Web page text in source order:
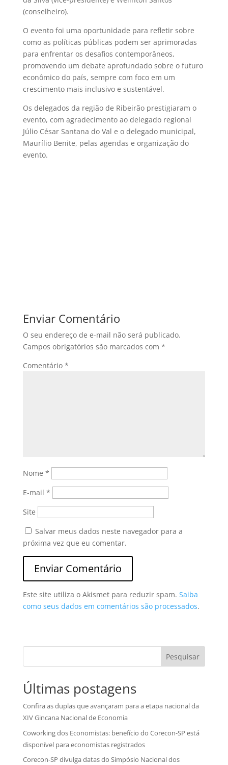
(conselheiro).
O evento foi uma oportunidade para refletir sobre
como as políticas públicas podem ser aprimoradas
para enfrentar os desafios contemporâneos,
promovendo um debate aprofundado sobre o futuro
econômico do país, sempre com foco em um
crescimento mais inclusivo e sustentável.
Os delegados da região de Ribeirão prestigiaram o
evento, com agradecimento ao delegado regional
Júlio César Santana do Val e o delegado municipal,
Maurílio Benite, pelas agendas e organização do
evento.
Enviar Comentário
O seu endereço de e-mail não será publicado.
Campos obrigatórios são marcados com *
Comentário *
Nome *
E-mail *
Site
Salvar meus dados neste navegador para a
próxima vez que eu comentar.
Este site utiliza o Akismet para reduzir spam. Saiba
como seus dados em comentários são processados.
Pesquisar
Últimas postagens
Confira as duplas que avançaram para a etapa nacional da
XIV Gincana Nacional de Economia
Coworking dos Economistas: benefício do Corecon-SP está
disponível para economistas registrados
Corecon-SP divulga datas do Simpósio Nacional dos